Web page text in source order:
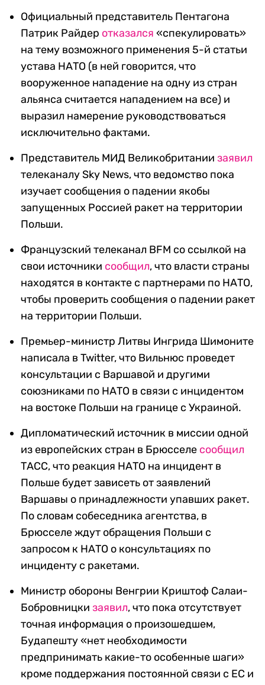
Официальный представитель Пентагона
Патрик Райдер отказался «спекулировать»
на тему возможного применения 5-й статьи
устава НАТО (в ней говорится, что
вооруженное нападение на одну из стран
альянса считается нападением на все) и
выразил намерение руководствоваться
исключительно фактами.
Представитель МИД Великобритании заявил
телеканалуSky News,что ведомство пока
изучает сообщения о падении якобы
запущенных Россией ракет на территории
Польши.
Французский телеканал BFM со ссылкой на
свои источники сообщил, что власти страны
находятся в контакте с партнерами по НАТО,
чтобы проверить сообщения о падении ракет
на территории Польши.
Премьер-министр Литвы Ингрида Шимоните
написала в Twitter, что Вильнюс проведет
консультации с Варшавой и другими
союзниками по НАТО в связи с инцидентом
на востоке Польши на границе с Украиной.
Дипломатический источник в миссии одной
из европейских стран в Брюсселе сообщил
ТАСС, что реакция НАТО на инцидент в
Польше будет зависеть от заявлений
Варшавы о принадлежности упавших ракет.
По словам собеседника агентства, в
Брюсселе ждут обращения Польши с
запросом к НАТО о консультациях по
инциденту с ракетами.
Министр обороны Венгрии Криштоф Салаи-
Бобровницки заявил, что пока отсутствует
точная информация о произошедшем,
Будапешту «нет необходимости
предпринимать какие-то особенные шаги»
кроме поддержания постоянной связи с ЕС и